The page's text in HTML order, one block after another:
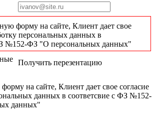
форму на сайте, Клиент дает свое
персональных данных в
№152-ФЗ "О персональных данных"
Получить перезентацию
на сайте, Клиент дает свое согласие
данных в соответсвие с ФЗ №152-
данных"